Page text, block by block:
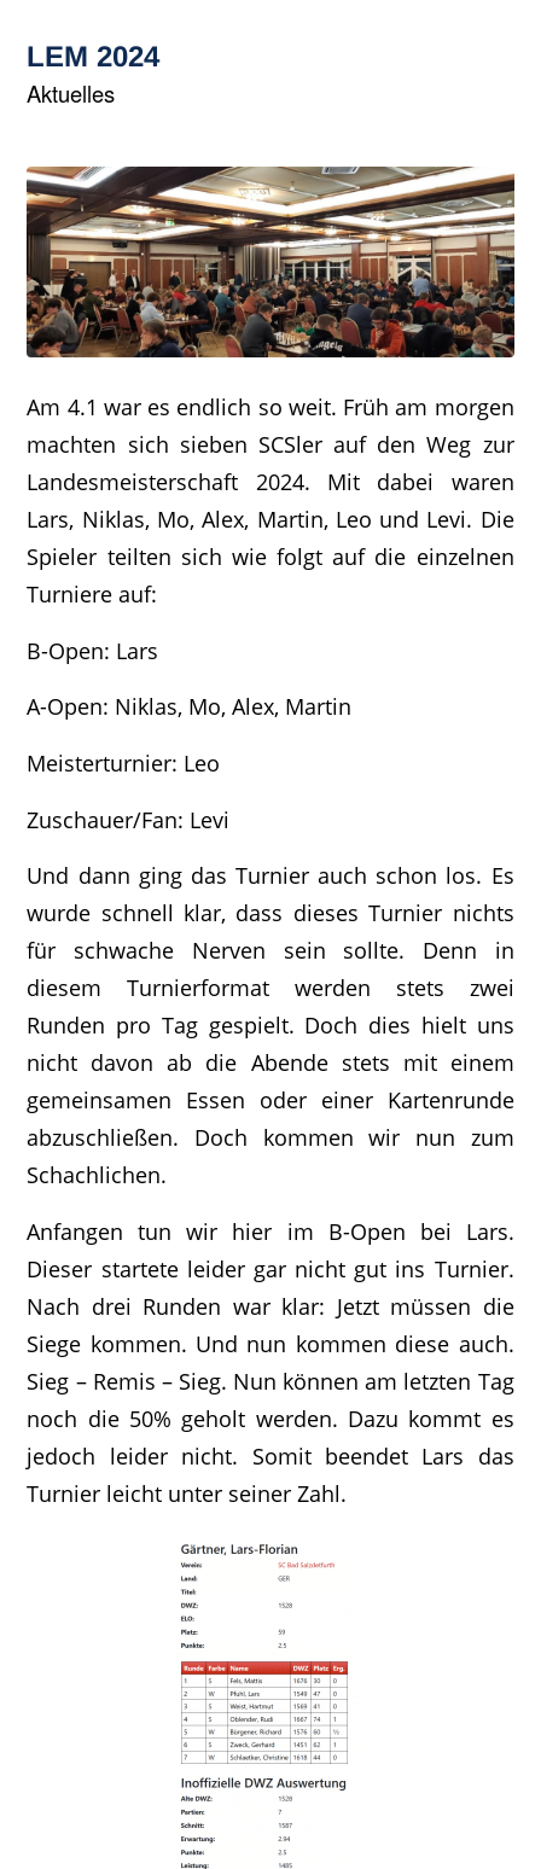
LEM 2024
Aktuelles
Am 4.1 war es endlich so weit. Früh am morgen
machten sich sieben SCSler auf den Weg zur
Landesmeisterschaft 2024. Mit dabei waren
Lars, Niklas, Mo, Alex, Martin, Leo und Levi. Die
Spieler teilten sich wie folgt auf die einzelnen
Turniere auf:
B-Open: Lars
A-Open: Niklas, Mo, Alex, Martin
Meisterturnier: Leo
Zuschauer/Fan: Levi
Und dann ging das Turnier auch schon los. Es
wurde schnell klar, dass dieses Turnier nichts
für schwache Nerven sein sollte. Denn in
diesem Turnierformat werden stets zwei
Runden pro Tag gespielt. Doch dies hielt uns
nicht davon ab die Abende stets mit einem
gemeinsamen Essen oder einer Kartenrunde
abzuschließen. Doch kommen wir nun zum
Schachlichen.
Anfangen tun wir hier im B-Open bei Lars.
Dieser startete leider gar nicht gut ins Turnier.
Nach drei Runden war klar: Jetzt müssen die
Siege kommen. Und nun kommen diese auch.
Sieg – Remis – Sieg. Nun können am letzten Tag
noch die 50% geholt werden. Dazu kommt es
jedoch leider nicht. Somit beendet Lars das
Turnier leicht unter seiner Zahl.